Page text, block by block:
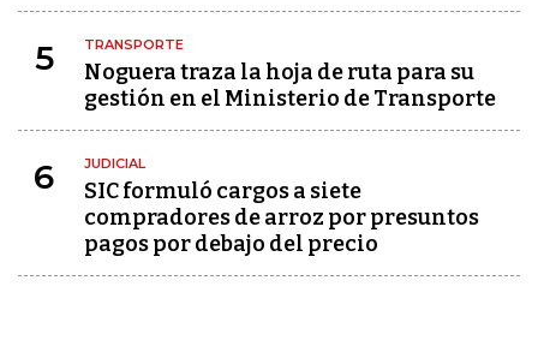
5 TRANSPORTE
Noguera traza la hoja de ruta para su
gestión en el Ministerio de Transporte
6 JUDICIAL
SIC formuló cargos a siete
compradores de arroz por presuntos
pagos por debajo del precio